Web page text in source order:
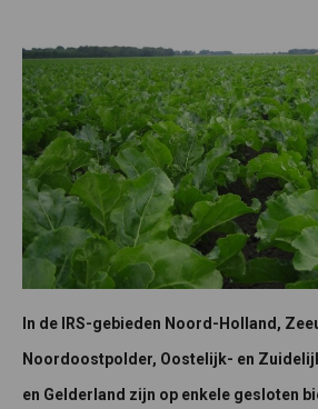
In de IRS-gebieden Noord-Holland,
Noordoostpolder, Oostelijk- en
en Gelderland zijn op enkele gesloten